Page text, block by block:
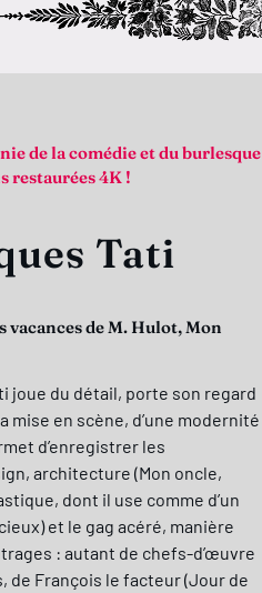
de la comédie et du burlesque
restaurées 4K !
Tati
vacances de M. Hulot, Mon
joue du détail, porte son regard
mise en scène, d’une modernité
d’enregistrer les
architecture (Mon oncle,
dont il use comme d’un
et le gag acéré, manière
: autant de chefs-d’œuvre
de François le facteur (Jour de